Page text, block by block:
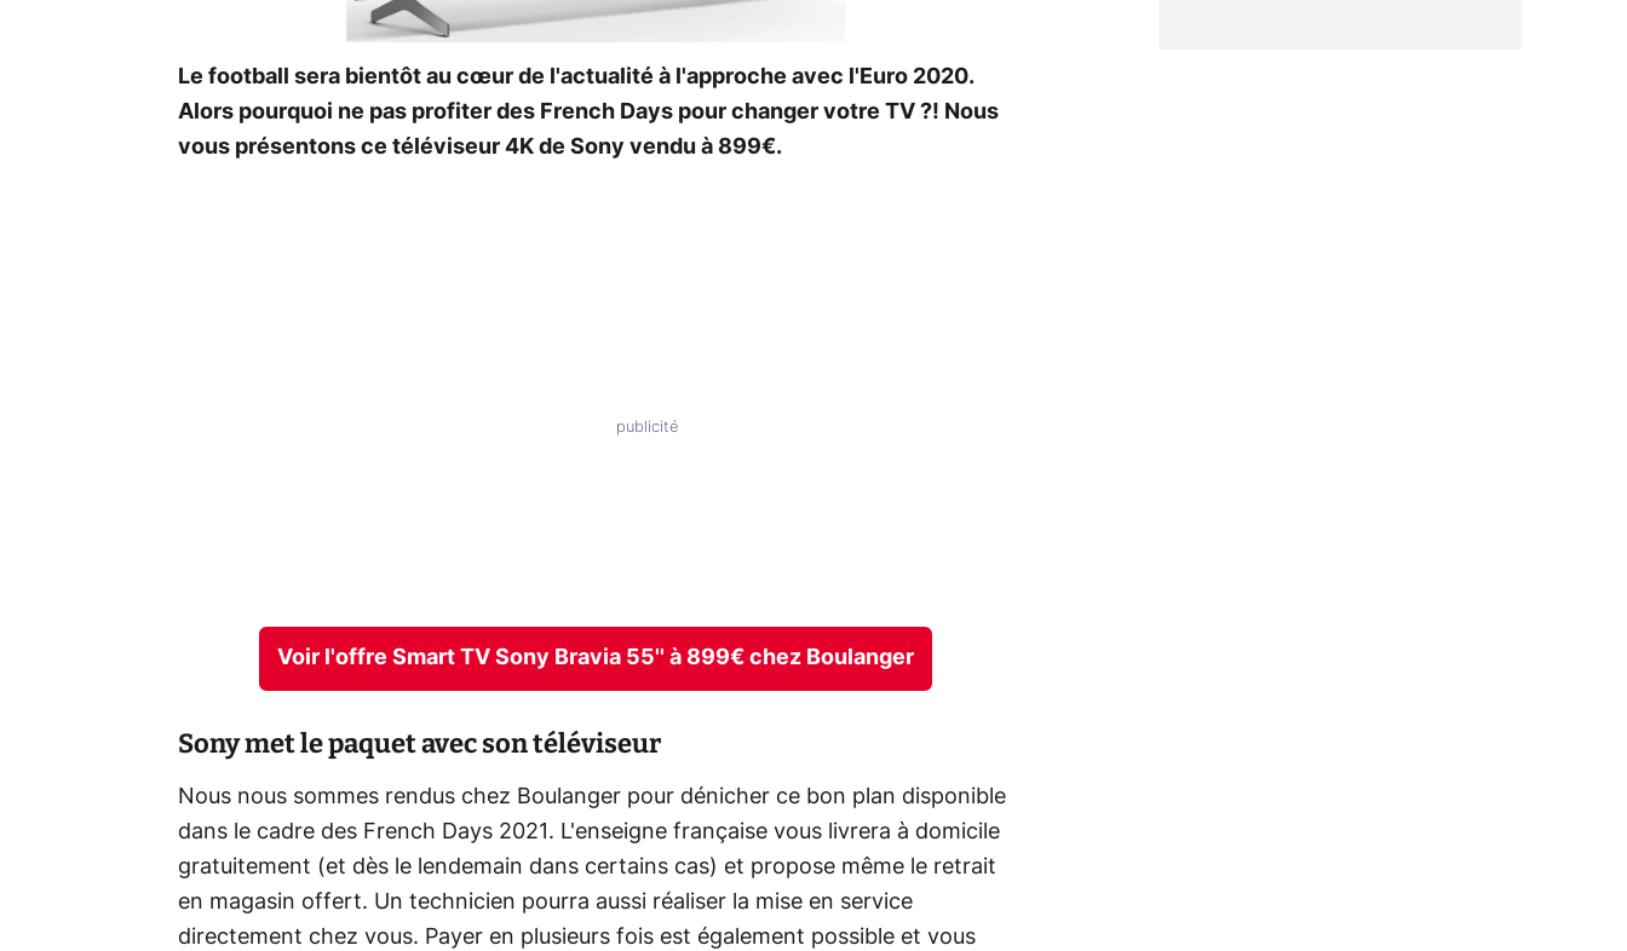
Le football sera bientôt au cœur de l'actualité à l'approche avec l'Euro 2020.
Alors pourquoi ne pas profiter des French Days pour changer votre TV ?! Nous
vous présentons ce téléviseur 4K de Sony vendu à 899€.
Voir l'offre Smart TV Sony Bravia 55'' à 899€ chez Boulanger
Sony met le paquet avec son téléviseur
Nous nous sommes rendus chez Boulanger pour dénicher ce bon plan disponible
dans le cadre des French Days 2021. L'enseigne française vous livrera à domicile
gratuitement (et dès le lendemain dans certains cas) et propose même le retrait
en magasin offert. Un technicien pourra aussi réaliser la mise en service
directement chez vous. Payer en plusieurs fois est également possible et vous